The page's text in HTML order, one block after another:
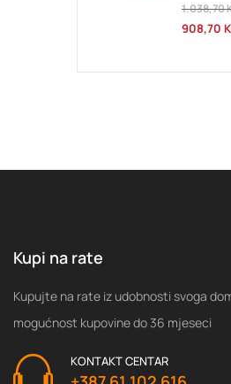
1.038,70
908,70
Kupi na rate
Kupujte na rate iz udobnosti svoga
mogućnost kupovine do 36 mjeseci
KONTAKT CENTAR